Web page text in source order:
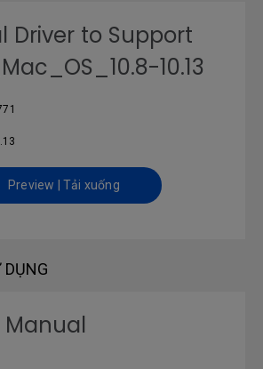
Driver to Support
10.13
Preview | Tải xuống
Manual